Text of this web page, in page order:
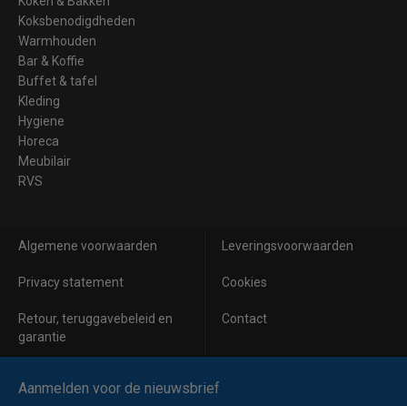
Koksbenodigdheden
Warmhouden
Bar & Koffie
Buffet & tafel
Kleding
Hygiene
Horeca
Meubilair
RVS
Algemene voorwaarden Leveringsvoorwaarden
Privacy statement Cookies
Retour, teruggavebeleid en
garantie
Contact
Aanmelden voor de nieuwsbrief